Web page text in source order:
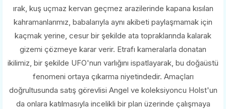
ırak, kuş uçmaz kervan geçmez arazilerinde kapana kısılan
kahramanlarımız, babalarıyla aynı akibeti paylaşmamak için
kaçmak yerine, cesur bir şekilde ata topraklarında kalarak
gizemi çözmeye karar verir. Etrafı kameralarla donatan
ikilimiz, bir şekilde UFO'nun varlığını ispatlayarak, bu doğaüstü
fenomeni ortaya çıkarma niyetindedir. Amaçları
doğrultusunda satış görevlisi Angel ve koleksiyoncu Holst'un
da onlara katılmasıyla incelikli bir plan üzerinde çalışmaya